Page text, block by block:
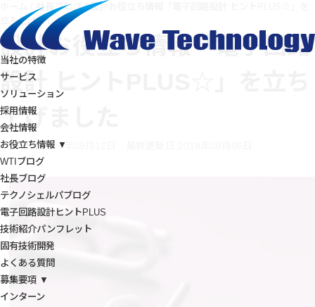
当社の特徴
サービス
ソリューション
採用情報
会社情報
お役立ち情報 ▼
WTIブログ
社長ブログ
テクノシェルパブログ
電子回路設計ヒントPLUS
技術紹介パンフレット
固有技術開発
よくある質問
募集要項 ▼
インターン
社長ブログ / 設計お役立ち情報「電子回路設計 ヒントPLUS☆」を
立ち上げました
設計お役立ち情報「電子回路
設計 ヒントPLUS☆」を立ち
上げました
投稿日:2017年09月12日